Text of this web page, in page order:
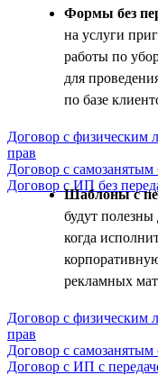
Формы без
на услуги
работы по
для
по базе
Договор с физическим
прав
Договор с самозанятым
Договор с ИП без
Шаблоны с
будут полезны
когда
рекламных
Договор с физическим
прав
Договор с самозанятым
Договор с ИП с